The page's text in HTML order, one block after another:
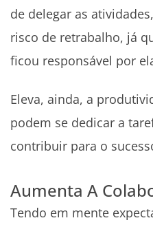
de delegar as
risco de retrabalho, já
ficou responsável por
Eleva, ainda, a
podem se dedicar a
contribuir para o
Aumenta A
Tendo em mente